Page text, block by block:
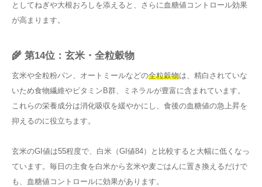
としてねぎや大根おろしを添えると、さらに血糖値コントロール効果
が高まります。
🌾 第14位：玄米・全粒穀物
玄米や全粒粉パン、オートミールなどの全粒穀物は、精白されていな
いため食物繊維やビタミンB群、ミネラルが豊富に含まれています。
これらの栄養成分は消化吸収を緩やかにし、食後の血糖値の急上昇を
抑えるのに役立ちます。
玄米のGI値は55程度で、白米（GI値84）と比較すると大幅に低くなっ
ています。毎日の主食を白米から玄米や麦ごはんに置き換えるだけで
も、血糖値コントロールに効果があります。